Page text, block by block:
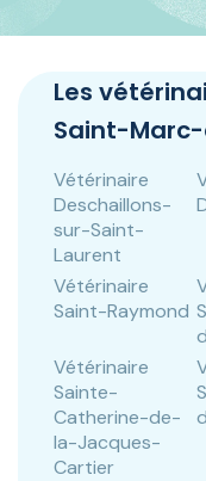
Panneau de gestion
Les
Saint-
Vétérinaire
Deschaillons-
sur-Saint-
Laurent
Vétérinaire
Saint-Raymond
Vétérinaire
Sainte-
Catherine-de-
la-Jacques-
Cartier